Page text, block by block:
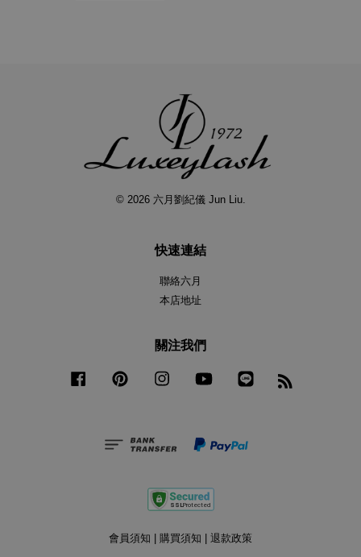
© 2026 六月劉紀儀 Jun Liu.
快速連結
聯絡六月
本店地址
關注我們
Facebook Pinterest Instagram YouTube
會員須知 購買須知 退款政策